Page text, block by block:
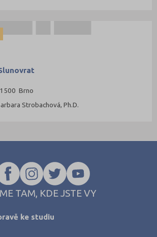
Brno
Strobachová, Ph.D.
TAM, KDE JSTE VY
ke studiu